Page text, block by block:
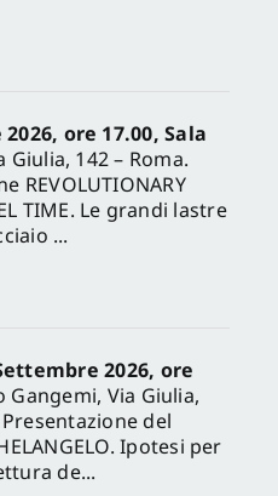
ore 17.00, Sala
Giulia, 142 – Roma.
REVOLUTIONARY
TIME. Le grandi lastre
...
2026, ore
Gangemi, Via Giulia,
Presentazione del
Ipotesi per
de...